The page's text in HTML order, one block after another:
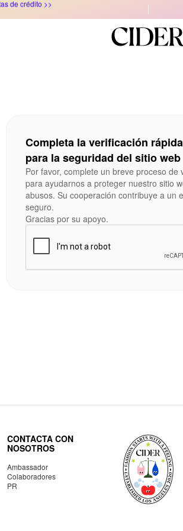
Completa la verificación
para la seguridad del sitio web
Por favor, complete un breve proceso de
para ayudarnos a proteger nuestro sitio
abusos. Su cooperación contribuye a un
seguro.
Gracias por su apoyo.
CONTACTA CON
NOSOTROS
Ambassador
Colaboradores
PR